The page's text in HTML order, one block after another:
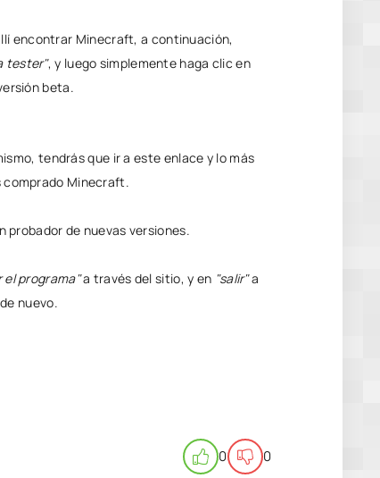
encontrar Minecraft, a continuación,
tester", y luego simplemente haga clic en
beta.
tendrás que ir a este enlace y lo más
Minecraft.
de nuevas versiones.
el programa"a través del sitio, y en "salir"a
nuevo.
0 0